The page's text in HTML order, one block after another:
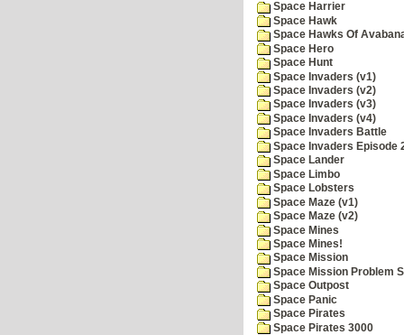
Space Harrier
Space Hawk
Space Hawks Of
Space Hero
Space Hunt
Space Invaders (v1)
Space Invaders (v2)
Space Invaders (v3)
Space Invaders (v4)
Space Invaders Battle
Space Invaders Episode
Space Lander
Space Limbo
Space Lobsters
Space Maze (v1)
Space Maze (v2)
Space Mines
Space Mines!
Space Mission
Space Mission Problem
Space Outpost
Space Panic
Space Pirates
Space Pirates 3000